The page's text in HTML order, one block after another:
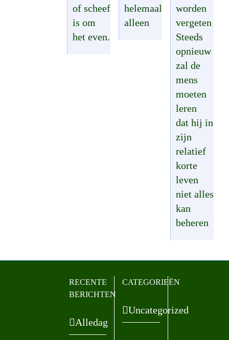
of scheef
is om
het even.
helemaal
alleen
worden
vergeten
Steeds
opnieuw
zal de
mens
moeten
leren
dat hij in
zijn
relatief
korte
leven
niet alles
kan
beheren
RECENTE
BERICHTEN
Alledag
CATEGORIEËN
Uncategorized